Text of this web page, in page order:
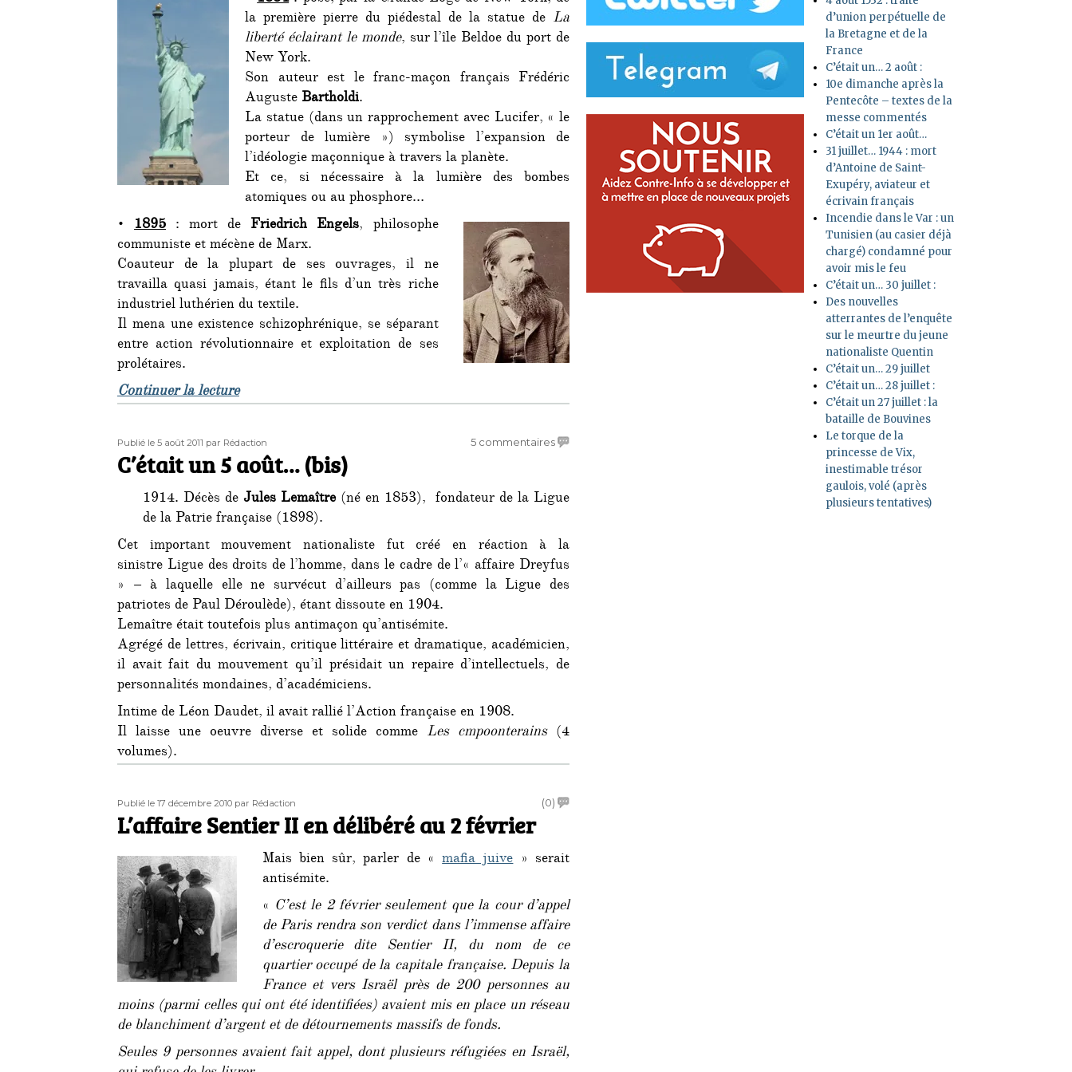
août…
la première pierre du piédestal de la statue de La
liberté éclairant le monde, sur l’île Beldoe du port de
New York.
Son auteur est le franc-maçon français Frédéric
Auguste Bartholdi.
La statue (dans un rapprochement avec Lucifer, « le
porteur de lumière ») symbolise l’expansion de
l’idéologie maçonnique à travers la planète.
Et ce, si nécessaire à la lumière des bombes
atomiques ou au phosphore…
•1895 : mort de Friedrich Engels, philosophe
communiste et mécène de Marx.
Coauteur de la plupart de ses ouvrages, il ne
travailla quasi jamais, étant le fils d’un très riche
industriel luthérien du textile.
Il mena une existence schizophrénique, se séparant
entre action révolutionnaire et exploitation de ses
prolétaires.
Continuer la lecturede « C’était un 5 août… »
Publié
le
Publié le 5 août 2011 Auteur
par Rédaction 5 commentairessur
C’était un 5 août… (bis)
1914. Décès de Jules Lemaître(né en 1853), fondateur de la Ligue
de la Patrie française (1898).
Cet important mouvement nationaliste fut créé en réaction à la
sinistre Ligue des droits de l’homme, dans le cadre de l’« affaire Dreyfus
» – à laquelle elle ne survécut d’ailleurs pas (comme la Ligue des
patriotes de Paul Déroulède), étant dissoute en 1904.
Lemaître était toutefois plus antimaçon qu’antisémite.
Agrégé de lettres, écrivain, critique littéraire et dramatique, académicien,
il avait fait du mouvement qu’il présidait un repaire d’intellectuels, de
personnalités mondaines, d’académiciens.
Intime de Léon Daudet, il avait rallié l’Action française en 1908.
Il laisse une oeuvre diverse et solide comme Les cmpoonterains(4
volumes).
Publié
le
Publié le 17 décembre 2010 Auteur
par Rédaction (0) on
au
2
L’affaire Sentier II en délibéré au 2 février
Mais bien sûr, parler de «mafia juive» serait
antisémite.
« C’est le 2 février seulement que la cour d’appel
de Paris rendra son verdict dans l’immense affaire
d’escroquerie dite Sentier II, du nom de ce
quartier occupé de la capitale française. Depuis la
France et vers Israël près de 200 personnes au
moins (parmi celles qui ont été identifiées) avaient mis en place un réseau
de blanchiment d’argent et de détournements massifs de fonds.
Seules 9 personnes avaient fait appel, dont plusieurs réfugiées en Israël,
d’union perpétuelle de
la Bretagne et de la
France
C’était un… 2 août :
10e dimanche après la
Pentecôte – textes de la
messe commentés
C’était un 1er août…
31 juillet… 1944 : mort
d’Antoine de Saint-
Exupéry, aviateur et
écrivain français
Incendie dans le Var : un
Tunisien (au casier déjà
chargé) condamné pour
avoir mis le feu
C’était un… 30 juillet :
Des nouvelles
atterrantes de l’enquête
sur le meurtre du jeune
nationaliste Quentin
C’était un… 29 juillet
C’était un… 28 juillet :
C’était un 27 juillet : la
bataille de Bouvines
Le torque de la
princesse de Vix,
inestimable trésor
gaulois, volé (après
plusieurs tentatives)